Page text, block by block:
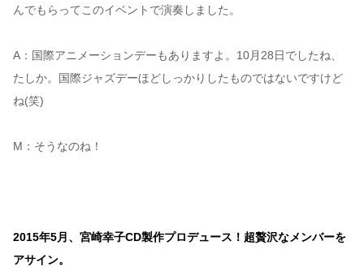
んでもらってこのイベントで演奏しました。
A：国際アニメーションデーもありますよ。10月28日でしたね、
たしか。国際ジャズデーほどしっかりしたものではないですけど
ね(笑)
M：そうなのね！
2015年5月、宮崎幸子CD製作プロデュース！超贅沢なメンバーを
アサイン。